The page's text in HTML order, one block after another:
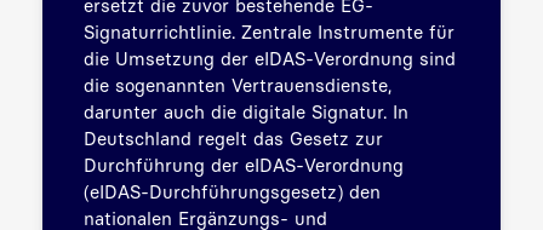
Signaturrichtlinie. Zentrale Instrumente für
die Umsetzung der eIDAS-Verordnung sind
die sogenannten Vertrauensdienste,
darunter auch die digitale Signatur. In
Deutschland regelt das Gesetz zur
Durchführung der eIDAS-Verordnung
(eIDAS-Durchführungsgesetz) den
nationalen Ergänzungs- und